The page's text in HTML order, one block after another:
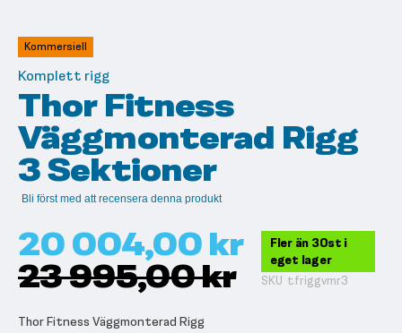
av
bildgalleriet
Kommersiell
Komplett rigg
Thor Fitness
Väggmonterad Rigg
3 Sektioner
Bli först med att recensera denna produkt
20 004,00 kr
23 995,00 kr
Fler än 30st i
eget lager
SKU tfriggvmr3
Thor Fitness Väggmonterad Rigg